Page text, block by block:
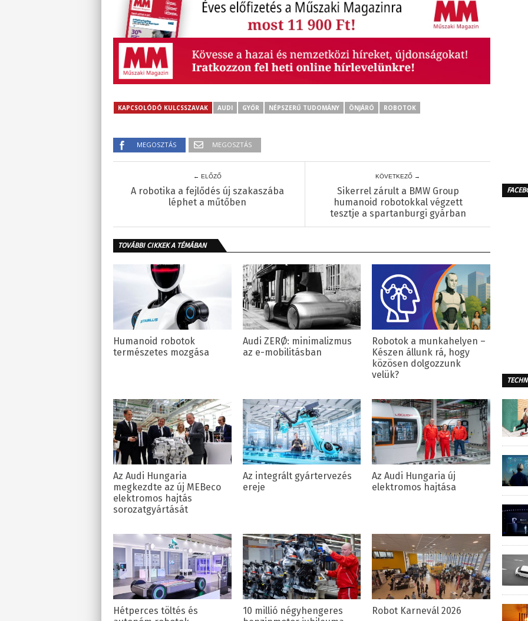
KAPCSOLÓDÓ KULCSSZAVAK AUDI GYŐR NÉPSZERŰ TUDOMÁNY ÖNJÁRÓ ROBOTOK
MEGOSZTÁS MEGOSZTÁS
← ELŐZŐ
A robotika a fejlődés új szakaszába
léphet a műtőben
KÖVETKEZŐ →
Sikerrel zárult a BMW Group
humanoid robotokkal végzett
tesztje a spartanburgi gyárban
TOVÁBBI CIKKEK A TÉMÁBAN
Humanoid robotok
természetes mozgása
Audi ZERØ: minimalizmus
az e-mobilitásban
Robotok a munkahelyen –
Készen állunk rá, hogy
közösen dolgozzunk
velük?
Az Audi Hungaria
megkezdte az új MEBeco
elektromos hajtás
sorozatgyártását
Az integrált gyártervezés
ereje
Az Audi Hungaria új
elektromos hajtása
Hétperces töltés és
10 millió négyhengeres
Robot Karnevál 2026